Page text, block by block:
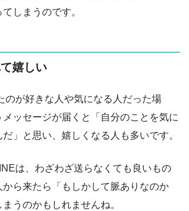
しまうのです。
嬉しい
のが好きな人や気になる人だった場
ッセージが届くと「自分のことを気に
」と思い、嬉しくなる人も多いです。
は、わざわざ送らなくても良いもの
から来たら「もしかして脈ありなのか
うのかもしれませんね。